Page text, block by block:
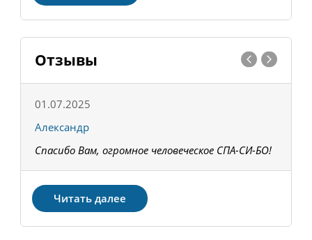
Отзывы
01.07.2025
Александр
Спасибо Вам, огромное человеческое СПА-СИ-БО!
Читать далее